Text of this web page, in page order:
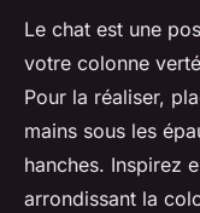
Le chat est une
votre colonne
Pour la réaliser,
mains sous les
hanches. Inspirez
arrondissant la